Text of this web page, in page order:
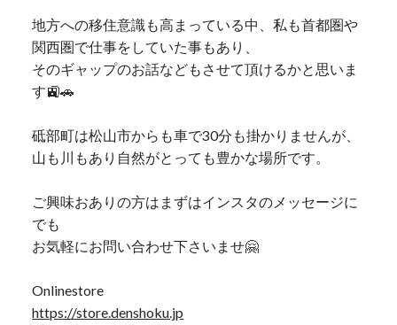
地方への移住意識も高まっている中、私も首都圏や
関西圏で仕事をしていた事もあり、
そのギャップのお話などもさせて頂けるかと思いま
す🚉🚗
砥部町は松山市からも車で30分も掛かりませんが、
山も川もあり自然がとっても豊かな場所です。
ご興味おありの方はまずはインスタのメッセージに
でも
お気軽にお問い合わせ下さいませ🤗
Onlinestore
https://store.denshoku.jp